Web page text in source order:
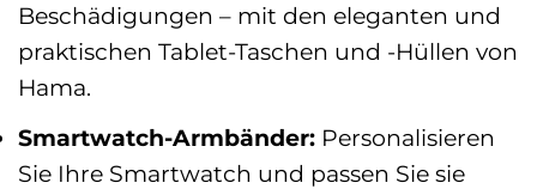
Beschädigungen – mit den eleganten und
praktischen Tablet-Taschen und -Hüllen von
Hama.
Smartwatch-Armbänder: Personalisieren
Sie Ihre Smartwatch und passen Sie sie